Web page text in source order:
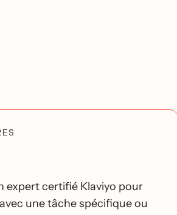
expert certifié Klaviyo pour
une tâche spécifique ou